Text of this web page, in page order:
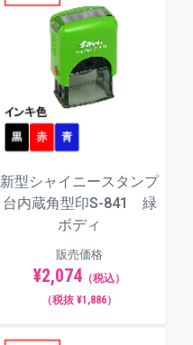
新型シャイニースタンプ
台内蔵角型印S-841 緑
ボディ
販売価格
¥2,074 （税込）
（税抜 ¥1,886）